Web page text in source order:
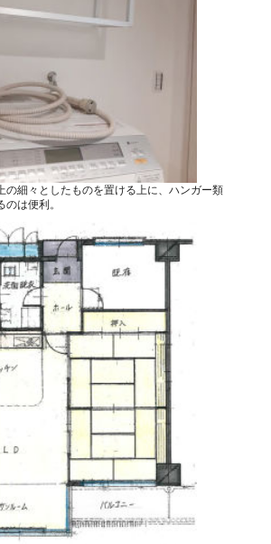
の細々としたものを置ける上に、ハンガー類
は便利。